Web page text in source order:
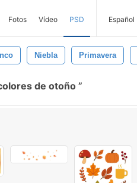
Fotos Vídeo PSD Español
Niebla Primavera
de otoño